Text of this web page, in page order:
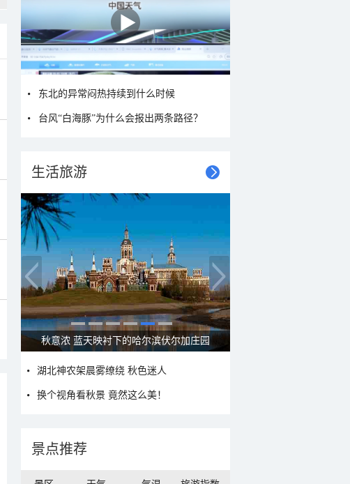
东北的异常闷热持续到什么时候
台风“白海豚”为什么会报出两条路径？
生活旅游
秋意浓 蓝天映衬下的哈尔滨伏尔加庄园
湖北神农架晨雾缭绕 秋色迷人
换个视角看秋景 竟然这么美！
景点推荐